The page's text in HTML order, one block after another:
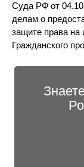
Суда РФ от
делам о
защите права на
Гражданского